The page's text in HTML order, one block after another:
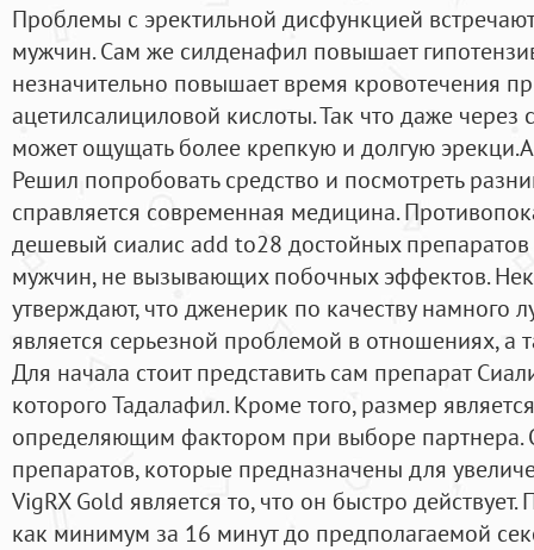
Проблемы с эректильной дисфункцией
мужчин. Сам же силденафил повышает
незначительно повышает время кровотечения
ацетилсалициловой кислоты. Так что даже
может ощущать более крепкую и долгую
Решил попробовать средство и посмотреть
справляется современная медицина.
дешевый сиалис add to28 достойных
мужчин, не вызывающих побочных эффектов.
утверждают, что дженерик по качеству намного
является серьезной проблемой в отношениях, а
Для начала стоит представить сам препарат
которого Тадалафил. Кроме того, размер
определяющим фактором при выборе партнера.
препаратов, которые предназначены для
VigRX Gold является то, что он быстро
как минимум за 16 минут до предполагаемой